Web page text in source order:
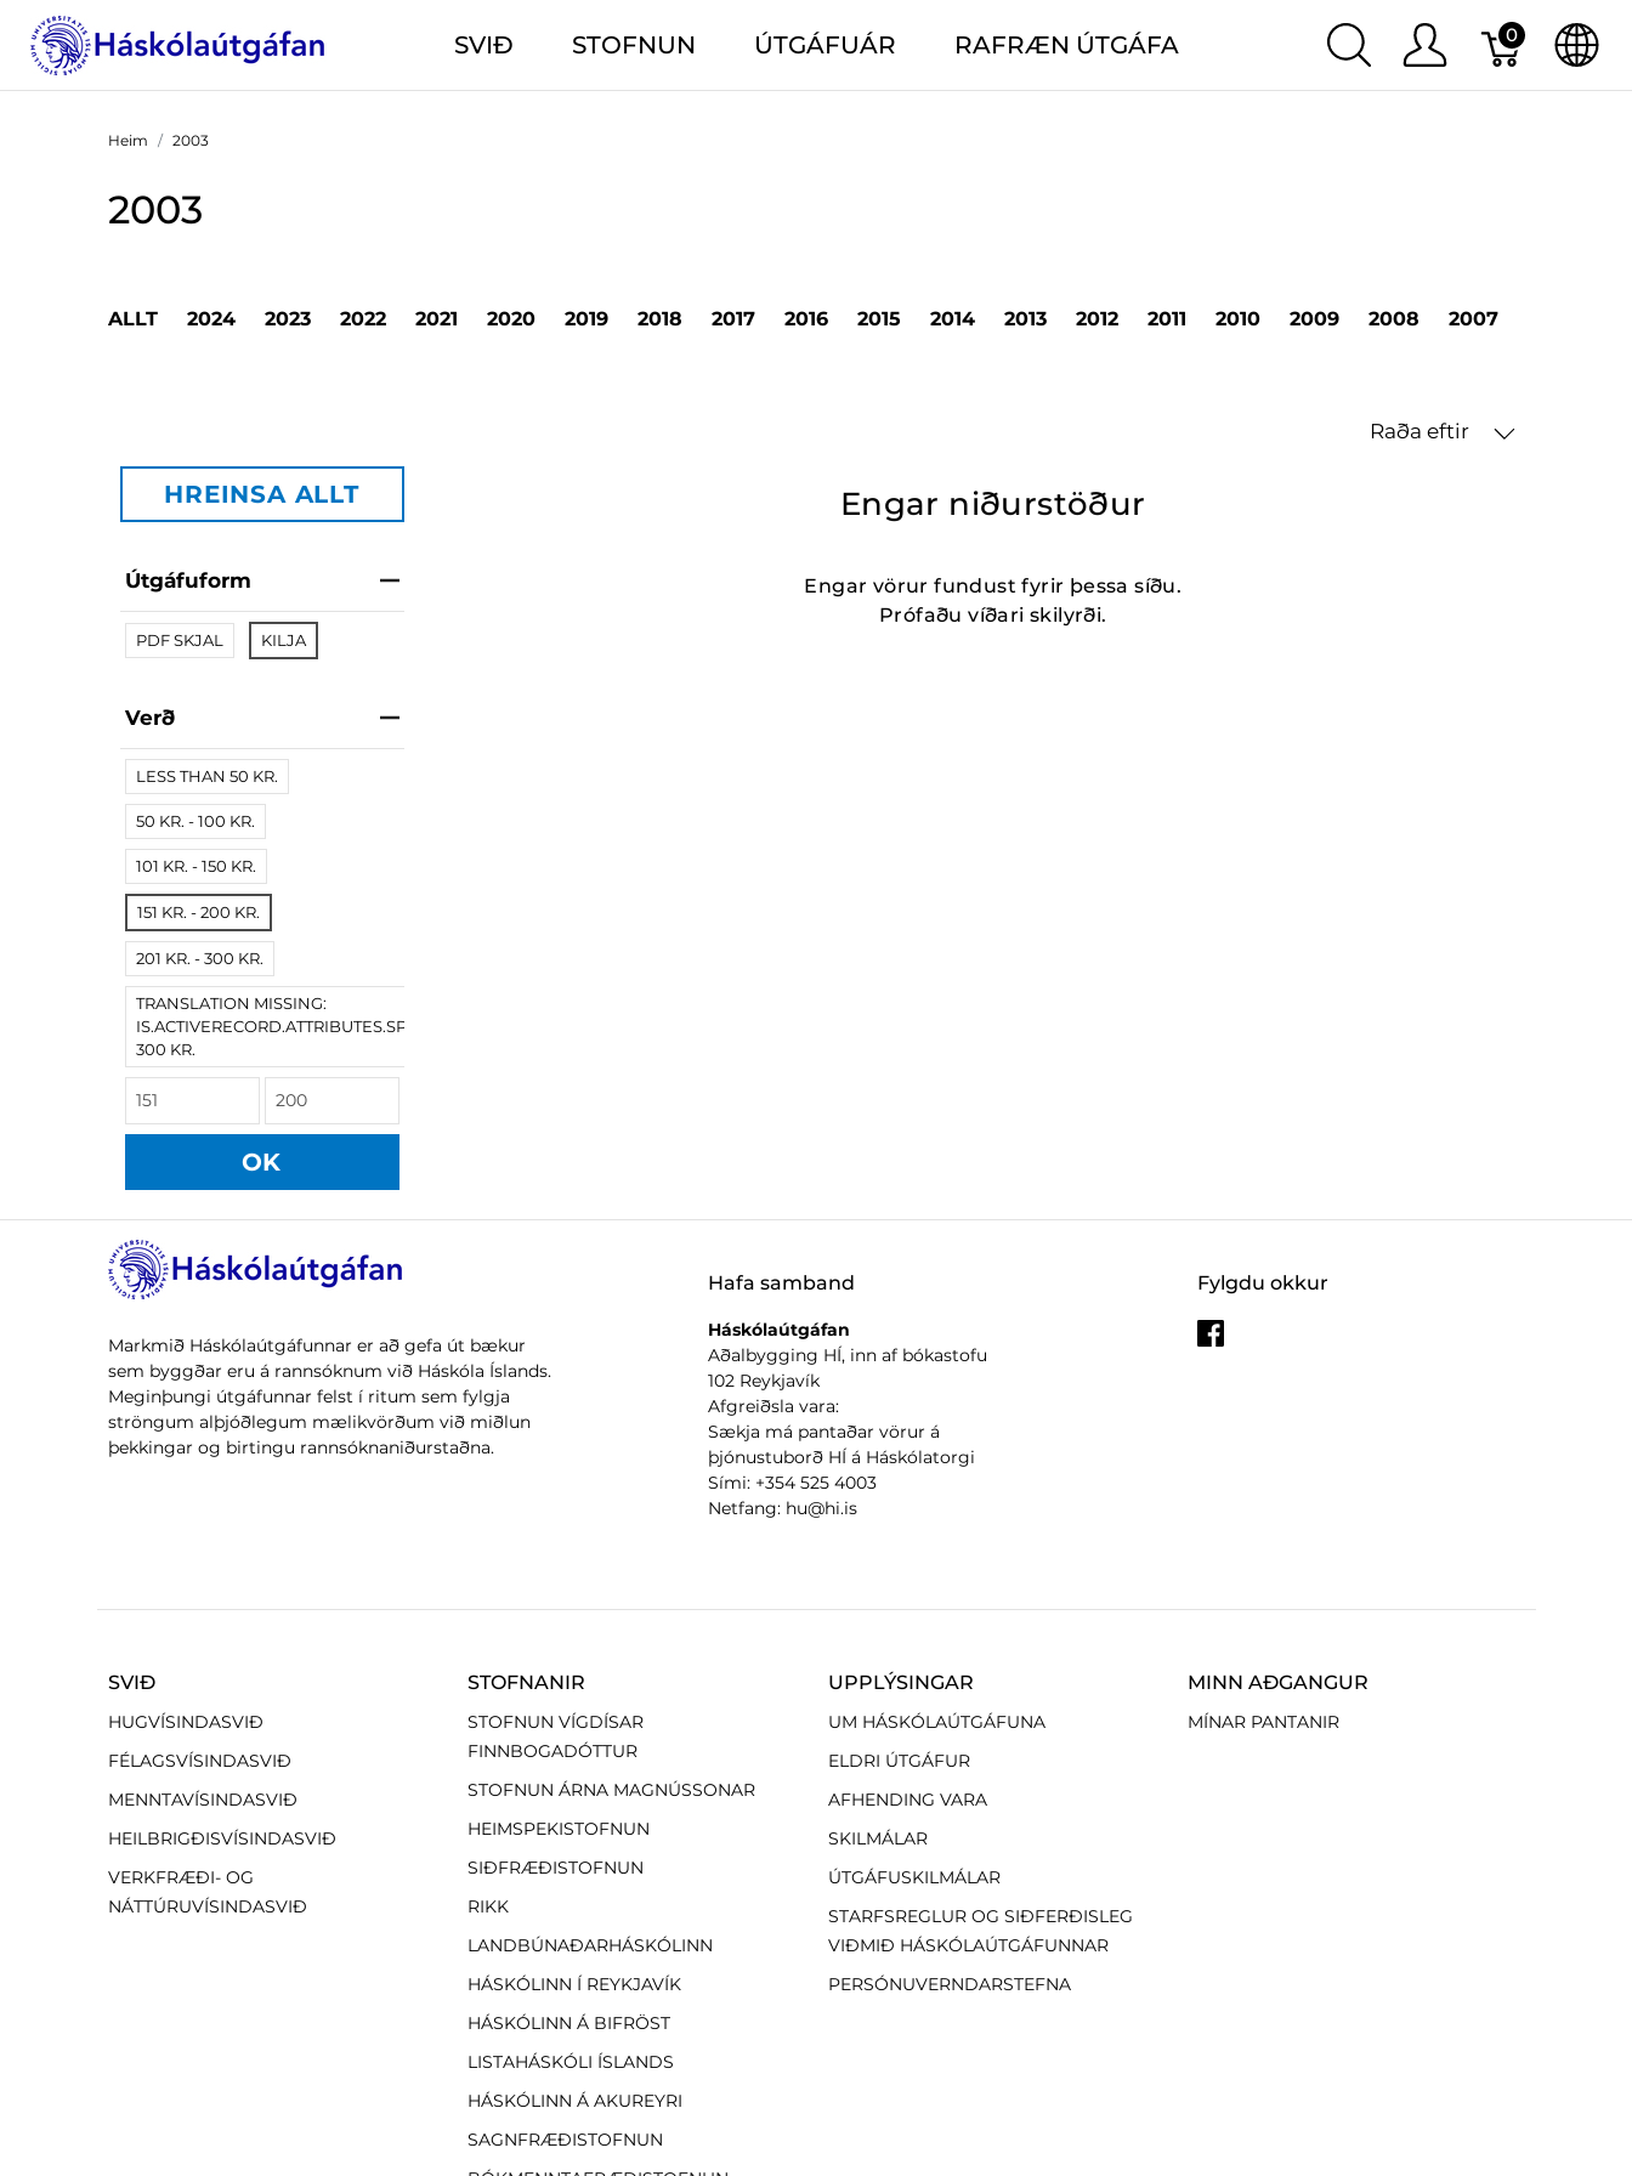
SVIÐ STOFNUN ÚTGÁFUÁR RAFRÆN ÚTGÁFA 0
Heim 2003
2003
ALLT 2024 2023 2022 2021 2020 2019 2018 2017 2016 2015 2014 2013 2012 2011 2010 2009 2008 2007
Raða eftir
HREINSA ALLT
Útgáfuform
PDF SKJAL KILJA
Verð
LESS THAN 50 KR.
50 KR. - 100 KR.
101 KR. - 150 KR.
151 KR. - 200 KR.
201 KR. - 300 KR.
TRANSLATION MISSING:
IS.ACTIVERECORD.ATTRIBUTES.SPREE/PRODUCT.MORE_THAN
300 KR.
OK
Engar niðurstöður
Engar vörur fundust fyrir þessa síðu.
Prófaðu víðari skilyrði.
Markmið Háskólaútgáfunnar er að gefa út bækur
sem byggðar eru á rannsóknum við Háskóla Íslands.
Meginþungi útgáfunnar felst í ritum sem fylgja
ströngum alþjóðlegum mælikvörðum við miðlun
þekkingar og birtingu rannsóknaniðurstaðna.
Fylgdu okkur
Hafa samband
Háskólaútgáfan
Aðalbygging HÍ, inn af bókastofu
102 Reykjavík
Afgreiðsla vara:
Sækja má pantaðar vörur á
þjónustuborð HÍ á Háskólatorgi
Sími: +354 525 4003
Netfang: hu@hi.is
SVIÐ
HUGVÍSINDASVIÐ
FÉLAGSVÍSINDASVIÐ
MENNTAVÍSINDASVIÐ
HEILBRIGÐISVÍSINDASVIÐ
VERKFRÆÐI- OG
NÁTTÚRUVÍSINDASVIÐ
STOFNANIR
STOFNUN VÍGDÍSAR
FINNBOGADÓTTUR
STOFNUN ÁRNA MAGNÚSSONAR
HEIMSPEKISTOFNUN
SIÐFRÆÐISTOFNUN
RIKK
LANDBÚNAÐARHÁSKÓLINN
HÁSKÓLINN Í REYKJAVÍK
HÁSKÓLINN Á BIFRÖST
LISTAHÁSKÓLI ÍSLANDS
HÁSKÓLINN Á AKUREYRI
SAGNFRÆÐISTOFNUN
UPPLÝSINGAR
UM HÁSKÓLAÚTGÁFUNA
ELDRI ÚTGÁFUR
AFHENDING VARA
SKILMÁLAR
ÚTGÁFUSKILMÁLAR
STARFSREGLUR OG SIÐFERÐISLEG
VIÐMIÐ HÁSKÓLAÚTGÁFUNNAR
PERSÓNUVERNDARSTEFNA
MINN AÐGANGUR
MÍNAR PANTANIR